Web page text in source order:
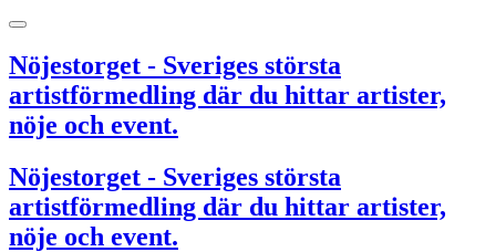
Nöjestorget - Sveriges största
artistförmedling där du hittar artister,
nöje och event.
Nöjestorget - Sveriges största
artistförmedling där du hittar artister,
nöje och event.